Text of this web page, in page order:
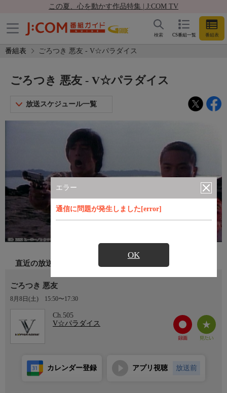
この夏、心を動かす作品特集 | J:COM TV
CS番組一覧 番組表
検索
番組表 ごろつき 悪友 - V☆パラダイス
エラー
通信に問題が発生しました[error]
OK
ごろつき 悪友 - V☆パラダイス
放送スケジュール一覧
直近の放送
ごろつき 悪友
8月8日(土) 15:50〜17:30
Ch.505
V☆パラダイス
カレンダー登録 アプリ視聴 放送前